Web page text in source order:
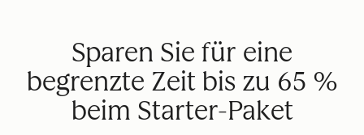
Sparen Sie für eine
begrenzte Zeit bis zu 65 %
beim Starter-Paket